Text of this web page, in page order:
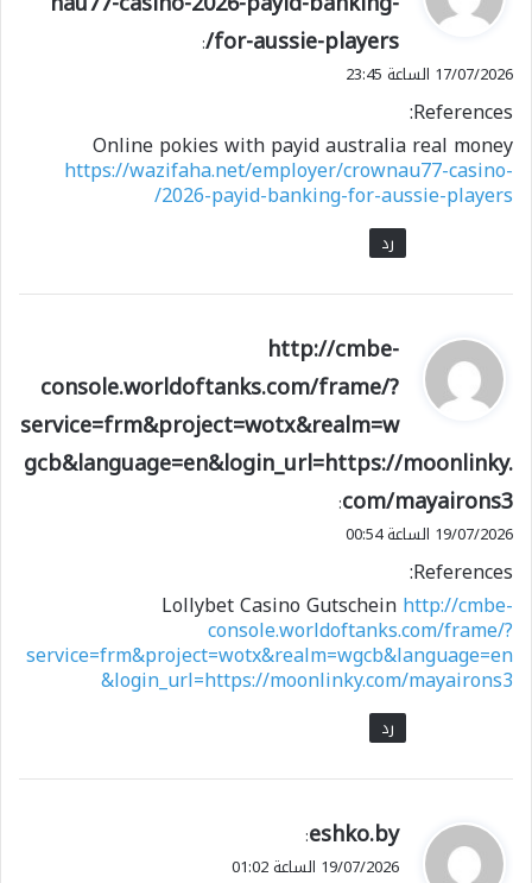
و
ل
for-aussie-players/
:
17/07/2026 الساعة 23:45
References:
Online pokies with payid australia real money
https://wazifaha.net/employer/crownau77-casino-
2026-payid-banking-for-aussie-players/
رد
ي
ق
و
ل
http://cmbe-
console.worldoftanks.com/frame/?
service=frm&project=wotx&realm=w
gcb&language=en&login_url=https://moonlinky.
com/mayairons3
:
19/07/2026 الساعة 00:54
References:
Lollybet Casino Gutscheinhttp://cmbe-
console.worldoftanks.com/frame/?
service=frm&project=wotx&realm=wgcb&language=en
&login_url=https://moonlinky.com/mayairons3
رد
ي
ق
eshko.by
:
19/07/2026 الساعة 01:02